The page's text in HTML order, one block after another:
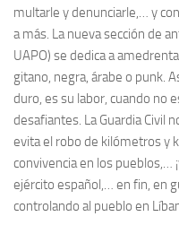
multarle y denunciarle,… y
a más. La nueva sección de
UAPO) se dedica a
gitano, negra, árabe o punk.
duro, es su labor, cuando no
desafiantes. La Guardia Civil
evita el robo de kilómetros y
convivencia en los pueblos,…
ejército español,… en fin, en
controlando al pueblo en